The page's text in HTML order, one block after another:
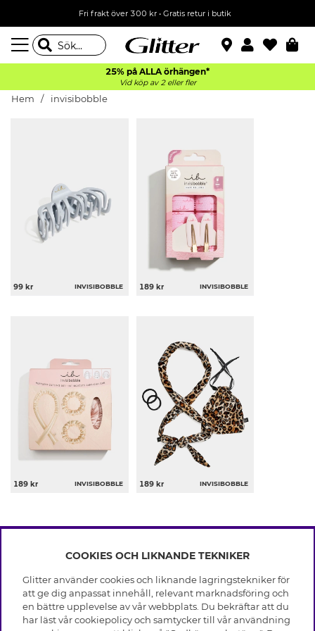
Fri frakt över 300 kr• Gratis retur i butik
25% på ALLA örhängen*
Vid köp av 2 eller fler
Hem invisibobble
99 kr INVISIBOBBLE 189 kr INVISIBOBBLE
189 kr INVISIBOBBLE 189 kr INVISIBOBBLE
INFO
Leverans
Villkor
Integritetspolicy
OM GLITTER
Black Friday
COOKIES OCH LIKNANDE TEKNIKER
Glitter använder cookies och liknande lagringstekniker för
att ge dig anpassat innehåll, relevant marknadsföring och
en bättre upplevelse av vår webbplats. Du bekräftar att du
har läst vår cookiepolicy och samtycker till vår användning